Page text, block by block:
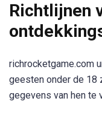
Richtlijnen
richrocketgame.com
geesten onder de 18
gegevens van hen te